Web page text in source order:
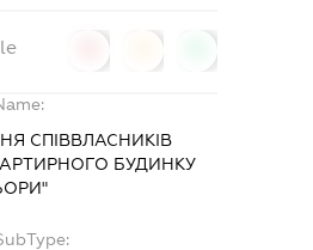
СПІВВЛАСНИКІВ
БУДИНКУ